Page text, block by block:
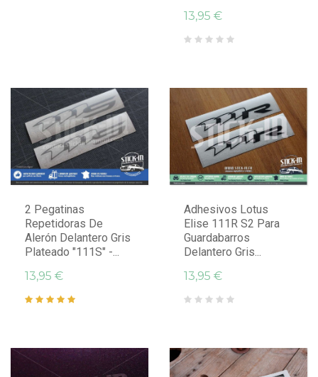
13,95 €
2 Pegatinas
Repetidoras De
Alerón Delantero Gris
Plateado "111S" -...
13,95 €
Adhesivos Lotus
Elise 111R S2 Para
Guardabarros
Delantero Gris...
13,95 €